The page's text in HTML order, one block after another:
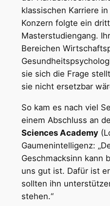
klassischen Karriere
Konzern folgte ein
Masterstudiengang.
Bereichen
sie sich die Frage
sie nicht ersetzbar
So kam es nach viel
einem Abschluss an
Sciences Academy
Gaumenintelligenz:
Geschmacksinn kann
uns gut ist. Dafür ist
sollten ihn
stehen.“